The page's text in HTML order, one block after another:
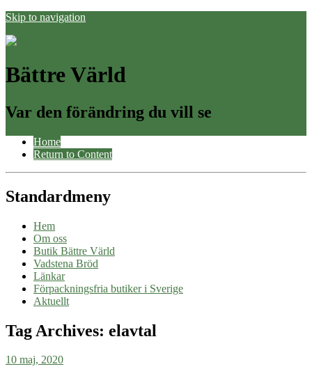
Skip to navigation
Bättre Värld
Var den förändring du vill se
Home
Return to Content
Standardmeny
Hem
Om oss
Butik Bättre Värld
Vadstena Bröd
Länkar
Förpackningsfria butiker i Sverige
Aktuellt
Tag Archives: elavtal
10 maj, 2020